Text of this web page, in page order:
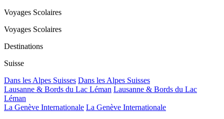
Voyages Scolaires
Voyages Scolaires
Destinations
Suisse
Dans les Alpes Suisses Dans les Alpes Suisses
Lausanne & Bords du Lac Léman Lausanne & Bords du Lac
Léman
La Genève Internationale La Genève Internationale